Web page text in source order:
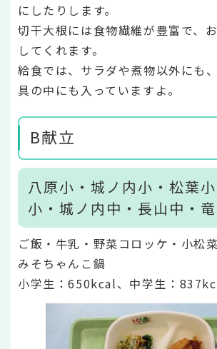
にしたりします。
切干大根には食物繊維が豊富で、
してくれます。
給食では、サラダや煮物以外にも
具の中にも入っていますよ。
B献立
八原小・城ノ内小・松葉
小・城ノ内中・長山中・
ご飯・牛乳・野菜コロッケ・小松
みそちゃんこ鍋
小学生：650kcal、中学生：